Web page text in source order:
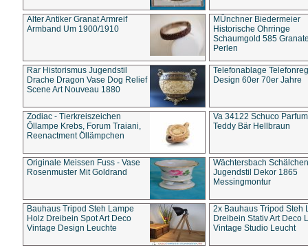
Alter Antiker Granat Armreif
Armband Um 1900/1910
MÜnchner Biedermeier
Historische Ohrringe
Schaumgold 585
Perlen
Rar Historismus Jugendstil
Drache Dragon Vase Dog Relief
Scene Art Nouveau 1880
Telefonablage
Design 60er 70er Jahre
Zodiac - Tierkreiszeichen
Öllampe Krebs, Forum Traiani,
Reenactment Öllämpchen
Va 34122 Schuco
Teddy Bär Hellbraun
Originale Meissen Fuss - Vase
Rosenmuster Mit Goldrand
Wächtersbach Schälchen
Jugendstil Dekor 1865
Messingmontur
Bauhaus Tripod Steh Lampe
Holz Dreibein Spot Art Deco
Vintage Design Leuchte
2x Bauhaus Tripod Steh
Dreibein Stativ Art Deco
Vintage Studio Leucht